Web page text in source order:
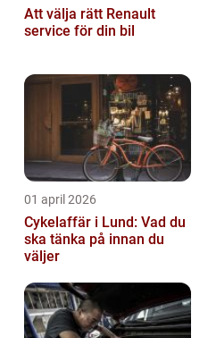
Att välja rätt Renault
service för din bil
01 april 2026
Cykelaffär i Lund: Vad du
ska tänka på innan du
väljer